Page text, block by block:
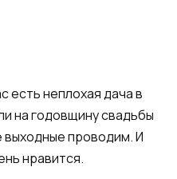
есть неплохая дача в
на годовщину свадьбы
выходные проводим. И
нравится.